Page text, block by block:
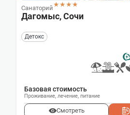
Санаторий★★★★
Дагомыс, Сочи
Детокс
Базовая стоимость
Проживание, лечение, питание
Смотреть